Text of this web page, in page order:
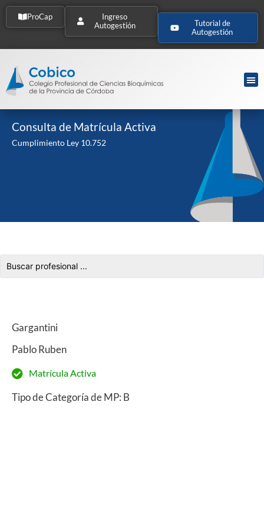
ProCap
Ingreso
Autogestión
Tutorial de
Autogestión
Consulta de Matrícula Activa
Cumplimiento Ley 10.752
Gargantini
Pablo Ruben
Matrícula Activa
Tipo de Categoría de MP: B